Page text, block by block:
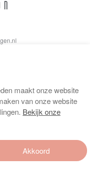
maakt onze website
van onze website
Bekijk onze